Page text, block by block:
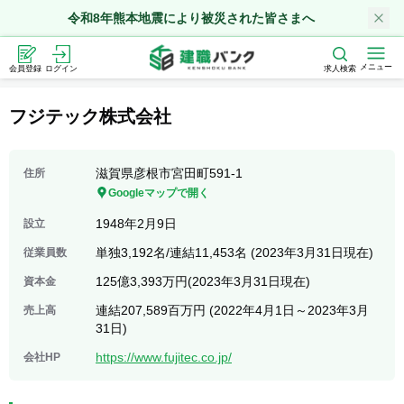
令和8年熊本地震により被災された皆さまへ
会員登録 ログイン 求人検索 メニュー
フジテック株式会社
住所 滋賀県彦根市宮田町591-1
Googleマップで開く
設立 1948年2月9日
従業員数 単独3,192名/連結11,453名 (2023年3月31日現在)
資本金 125億3,393万円(2023年3月31日現在)
売上高
連結207,589百万円 (2022年4月1日～2023年3月
31日)
会社HP https://www.fujitec.co.jp/